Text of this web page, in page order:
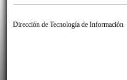
Dirección de Tecnología de Información